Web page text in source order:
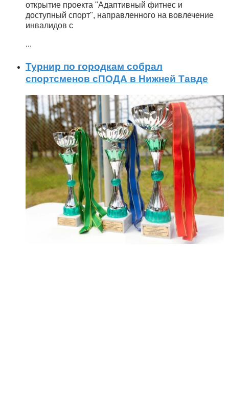
открытие проекта "Адаптивный фитнес и
доступный спорт", направленного на вовлечение
инвалидов с
...
Турнир по городкам собрал
спортсменов сПОДА в Нижней Тавде